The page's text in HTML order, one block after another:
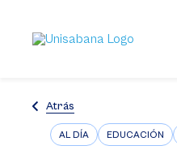
contenido
principal
Atrás
AL DÍA EDUCACIÓN